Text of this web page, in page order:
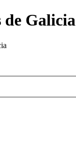
de Galicia